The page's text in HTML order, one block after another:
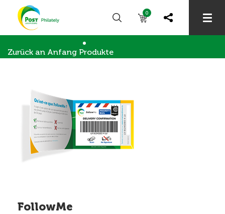
0
Zurück an Anfang Produkte
FollowMe